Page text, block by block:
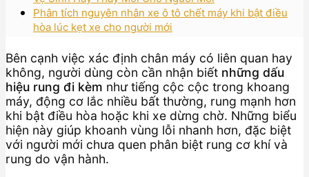
Phân tích nguyên nhân xe ô tô chết máy khi bật điều
hòa lúc kẹt xe cho người mới
Bên cạnh việc xác định chân máy có liên quan hay
không, người dùng còn cần nhận biết những dấu
hiệu rung đi kèm như tiếng cộc cộc trong khoang
máy, động cơ lắc nhiều bất thường, rung mạnh hơn
khi bật điều hòa hoặc khi xe dừng chờ. Những biểu
hiện này giúp khoanh vùng lỗi nhanh hơn, đặc biệt
với người mới chưa quen phân biệt rung cơ khí và
rung do vận hành.